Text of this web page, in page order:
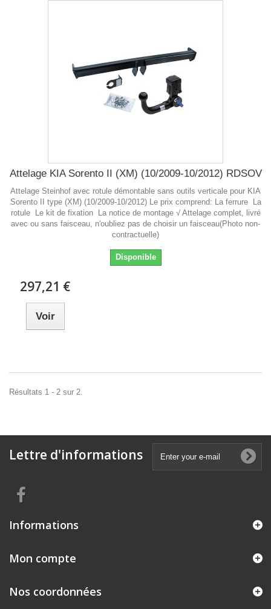
Attelage KIA Sorento II (XM) (10/2009-10/2012) RDSOV
Attelage Steinhof avec rotule démontable sans outils verticale pour KIA
Sorento II type (XM) (10/2009-10/2012) Le prix comprend: La ferrure La
rotule Le kit de fixation La notice de montage √ Attelage complet, livré
avec ou sans faisceau, n'oubliez pas de choisir un faisceau(Photo non-
contractuelle)
Disponible
297,21 €
Voir
Résultats 1 - 2 sur 2.
Lettre d'informations
Informations
Mon compte
Nos coordonnées